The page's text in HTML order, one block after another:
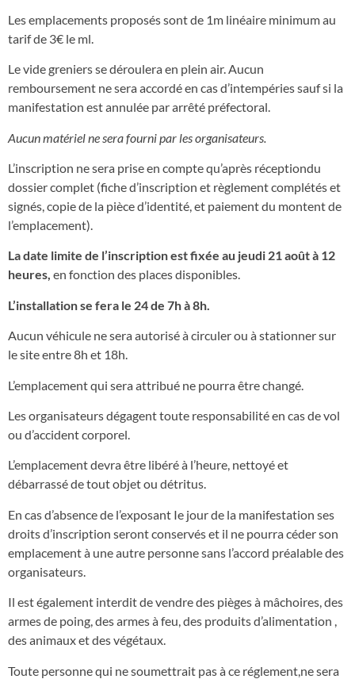
Les emplacements proposés sont de 1m linéaire minimum au
tarif de 3€ le ml.
Le vide greniers se déroulera en plein air. Aucun
remboursement ne sera accordé en cas d’intempéries sauf si la
manifestation est annulée par arrêté préfectoral.
Aucun matériel ne sera fourni par les organisateurs.
L’inscription ne sera prise en compte qu’après réceptiondu
dossier complet (fiche d’inscription et règlement complétés et
signés, copie de la pièce d’identité, et paiement du montent de
l’emplacement).
La date limite de l’inscription est fixée au jeudi 21 août à 12
heures, en fonction des places disponibles.
L’installation se fera le 24 de 7h à 8h.
Aucun véhicule ne sera autorisé à circuler ou à stationner sur
le site entre 8h et 18h.
L’emplacement qui sera attribué ne pourra être changé.
Les organisateurs dégagent toute responsabilité en cas de vol
ou d’accident corporel.
L’emplacement devra être libéré à l’heure, nettoyé et
débarrassé de tout objet ou détritus.
En cas d’absence de l’exposant Ie jour de la manifestation ses
droits d’inscription seront conservés et il ne pourra céder son
emplacement à une autre personne sans l’accord préalable des
organisateurs.
Il est également interdit de vendre des pièges à mâchoires, des
armes de poing, des armes à feu, des produits d’alimentation ,
des animaux et des végétaux.
Toute personne qui ne soumettrait pas à ce réglement,ne sera